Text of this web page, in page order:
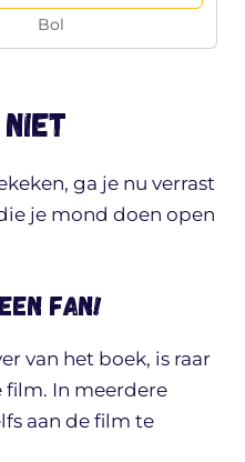
Bol
ga je nu verrast
je mond doen open
fan!
van het boek, is raar
film. In meerdere
aan de film te